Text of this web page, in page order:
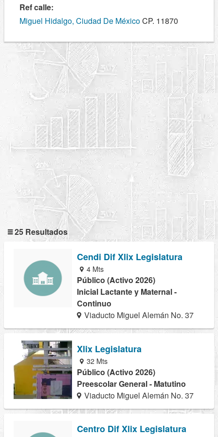
Ref calle:
Miguel Hidalgo, Ciudad De MéxicoCP. 11870
25 Resultados
Cendi Dif Xlix Legislatura
4 Mts
Público (Activo 2026)
Inicial Lactante y Maternal -
Continuo
Viaducto Miguel Alemán No. 37
Xlix Legislatura
32 Mts
Público (Activo 2026)
Preescolar General - Matutino
Viaducto Miguel Alemán No. 37
Centro Dif Xlix Legislatura